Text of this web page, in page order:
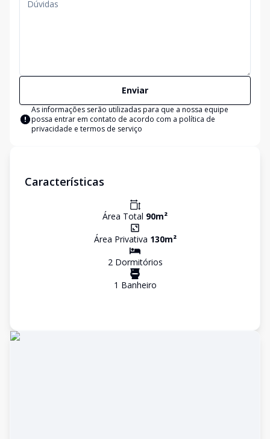
Enviar
As informações serão utilizadas para que a nossa equipe
possa entrar em contato de acordo com a política de
privacidade e termos de serviço
Características
Área Total 90m²
Área Privativa 130m²
2Dormitórios
1 Banheiro